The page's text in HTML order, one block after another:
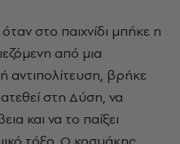
στο παιχνίδι μπήκε η
από μια
αντιπολίτευση, βρήκε
στη Δύση, να
και να το παίξει